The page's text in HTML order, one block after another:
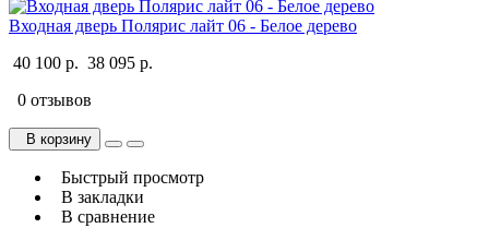
Входная дверь Полярис лайт 06 - Белое дерево
40 100 р. 38 095 р.
0 отзывов
В корзину
Быстрый просмотр
В закладки
В сравнение